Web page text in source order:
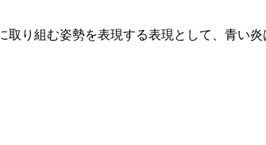
り組む姿勢を表現する表現として、青い炎